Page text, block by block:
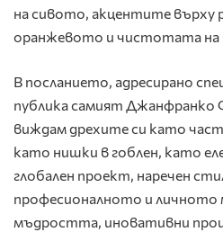
на сивото, акцентите върху
оранжевото и чистотата на
В посланието, адресирано
публика самият Джанфранко
виждам дрехите си като
като нишки в гоблен, като
глобален проект, наречен
професионалното и личното
мъдростта, иновативни